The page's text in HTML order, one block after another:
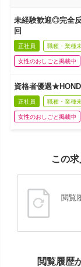
未経験歓迎◎完全
回
正社員 職種・業種
女性のおしごと掲載中
資格者優遇
正社員 職種・業種
女性のおしごと掲載中
この
閲覧
閲覧履歴